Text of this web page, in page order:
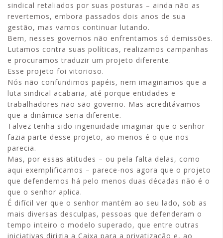
sindical retaliados por suas posturas – ainda não as
revertemos, embora passados dois anos de sua
gestão, mas vamos continuar lutando.
Bem, nesses governos não enfrentamos só demissões.
Lutamos contra suas políticas, realizamos campanhas
e procuramos traduzir um projeto diferente.
Esse projeto foi vitorioso.
Nós não confundimos papéis, nem imaginamos que a
luta sindical acabaria, até porque entidades e
trabalhadores não são governo. Mas acreditávamos
que a dinâmica seria diferente.
Talvez tenha sido ingenuidade imaginar que o senhor
fazia parte desse projeto, ao menos é o que nos
parecia.
Mas, por essas atitudes – ou pela falta delas, como
aqui exemplificamos – parece-nos agora que o projeto
que defendemos há pelo menos duas décadas não é o
que o senhor aplica.
É difícil ver que o senhor mantém ao seu lado, sob as
mais diversas desculpas, pessoas que defenderam o
tempo inteiro o modelo superado, que entre outras
iniciativas dirigia a Caixa para a privatização e, ao